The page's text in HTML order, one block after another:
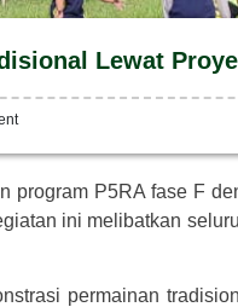
Lewat
P5RA fase F
ini melibatkan
permainan